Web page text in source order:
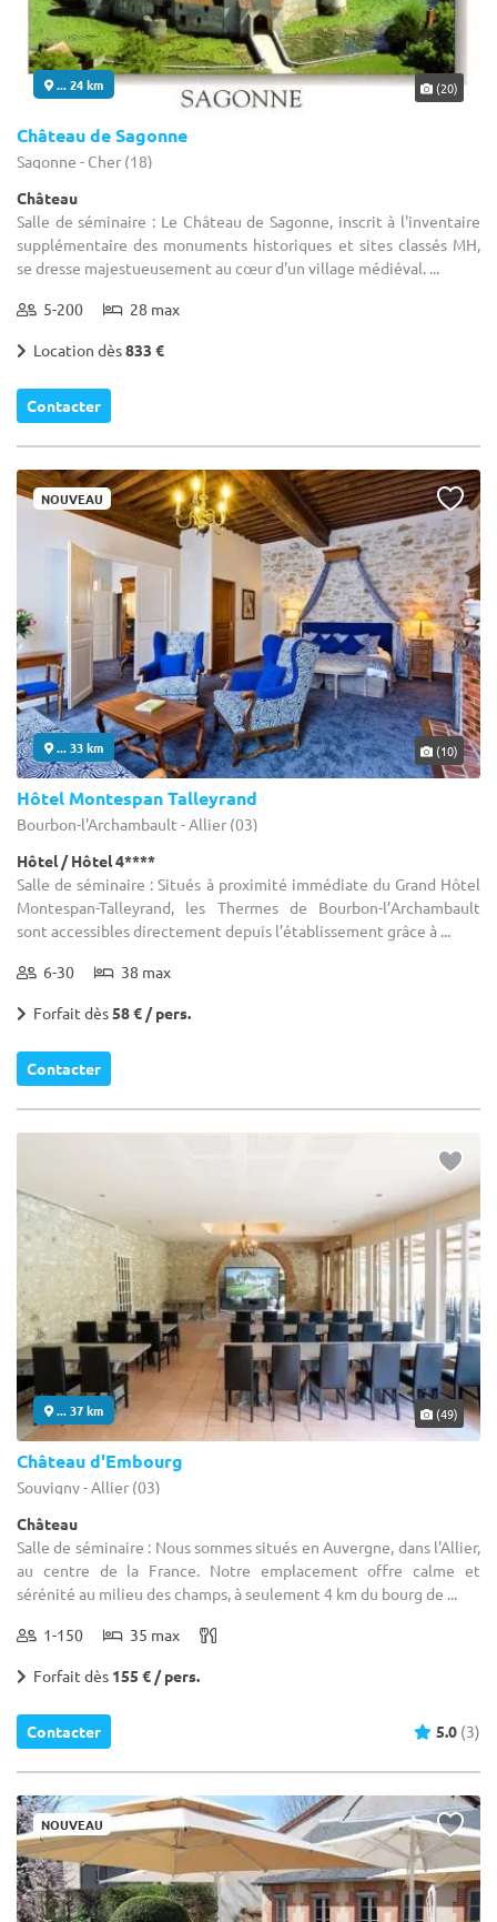
... 24 km (20)
Château de Sagonne
Sagonne - Cher (18)
Château
Salle de séminaire : Le Château de Sagonne, inscrit à l'inventaire
supplémentaire des monuments historiques et sites classés MH,
se dresse majestueusement au cœur d'un village médiéval. ...
5-200 28 max
Location dès833 €
Contacter
NOUVEAU
... 33 km (10)
Hôtel Montespan Talleyrand
Bourbon-l'Archambault - Allier (03)
Hôtel / Hôtel 4****
Salle de séminaire : Situés à proximité immédiate du Grand Hôtel
Montespan-Talleyrand, les Thermes de Bourbon-l’Archambault
sont accessibles directement depuis l’établissement grâce à ...
6-30 38 max
Forfait dès58 € / pers.
Contacter
... 37 km (49)
Château d'Embourg
Souvigny - Allier (03)
Château
Salle de séminaire : Nous sommes situés en Auvergne, dans l'Allier,
au centre de la France. Notre emplacement offre calme et
sérénité au milieu des champs, à seulement 4 km du bourg de ...
1-150 35 max
Forfait dès 155 € / pers.
Contacter 5.0 (3)
NOUVEAU